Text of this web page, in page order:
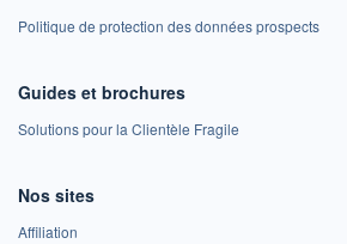
Politique de protection des données prospects
Guides et brochures
Solutions pour la Clientèle Fragile
Nos sites
Affiliation